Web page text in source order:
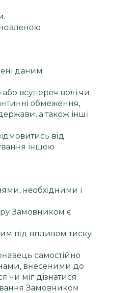
даним
всупереч волі чи
обмеження,
а також інші
від
іншою
необхідними і
Замовником є
під впливом тиску
самостійно
внесеними до
чи міг дізнатися
Замовником